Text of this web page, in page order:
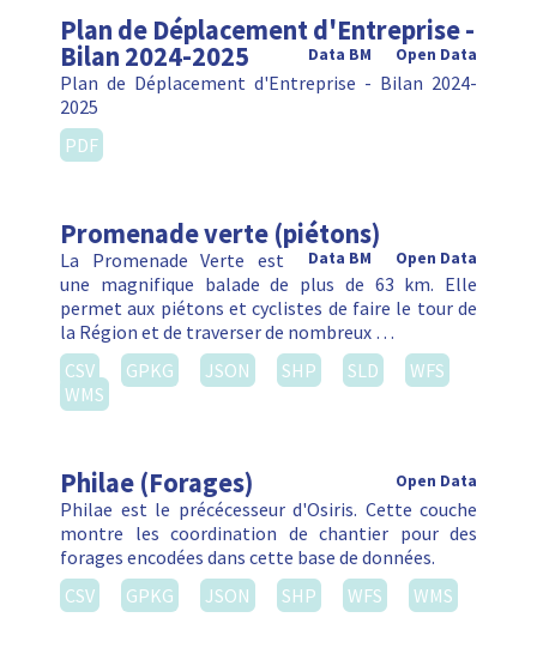
Plan de Déplacement d'Entreprise -
Bilan 2024-2025 Open Data
Data BM
Plan de Déplacement d'Entreprise - Bilan 2024-
2025
PDF
Promenade verte (piétons)
Open Data
Data BM
La Promenade Verte est
une magnifique balade de plus de 63 km. Elle
permet aux piétons et cyclistes de faire le tour de
la Région et de traverser de nombreux …
CSV
GPKG JSON SHP SLD
WFS
WMS
Philae (Forages) Open Data
Philae est le précécesseur d'Osiris. Cette couche
montre les coordination de chantier pour des
forages encodées dans cette base de données.
CSV
GPKG JSON SHP WFS WMS